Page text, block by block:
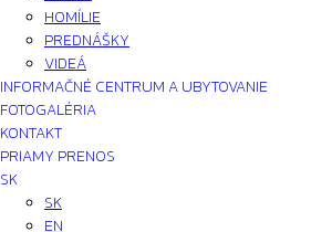
HOMÍLIE
PREDNÁŠKY
VIDEÁ
INFORMAČNÉ CENTRUM A UBYTOVANIE
FOTOGALÉRIA
KONTAKT
PRIAMY PRENOS
SK
SK
EN